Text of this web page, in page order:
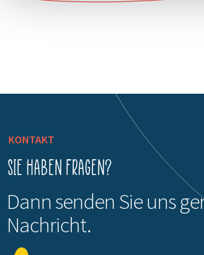
KONTAKT
Sie haben Fragen?
Dann senden Sie uns
Nachricht.